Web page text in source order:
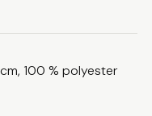
100 % polyester